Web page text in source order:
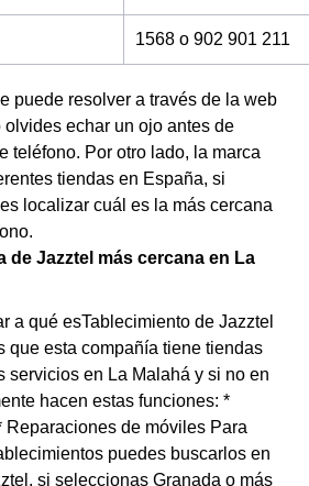
1568 o 902 901 211
puede resolver a través de la web
echar un ojo antes de
teléfono. Por otro lado, la marca
tiendas en España, si
localizar cuál es la más cercana
de Jazztel más cercana en La
a qué esTablecimiento de Jazztel
que esta compañía tiene tiendas
servicios en La Malahá y si no en
hacen estas funciones: *
Reparaciones de móviles Para
puedes buscarlos en
si seleccionas Granada o más